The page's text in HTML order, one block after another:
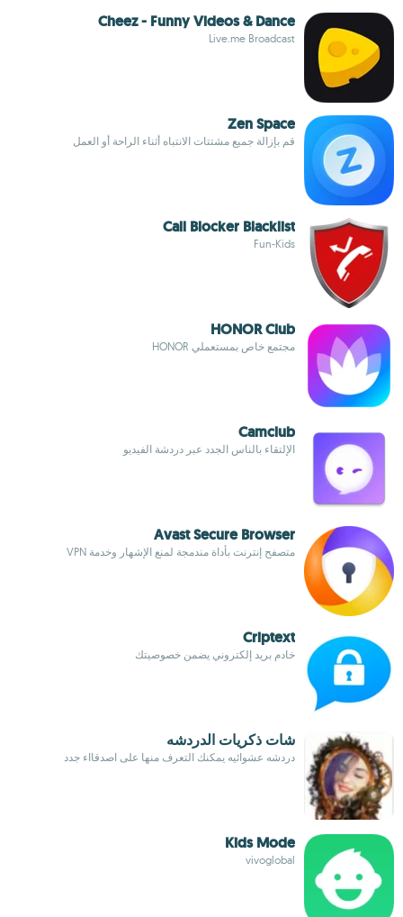
Cheez - Funny Videos & Dance
Live.me Broadcast
Zen Space
قم بإزالة جميع مشتتات الانتباه أثناء الراحة أو العمل
Call Blocker Blacklist
Fun-Kids
HONOR Club
مجتمع خاص بمستعملي HONOR
Camclub
الإلتقاء بالناس الجدد عبر دردشة الفيديو
Avast Secure Browser
متصفح إنترنت بأداة مندمجة لمنع الإشهار وخدمة VPN
Criptext
خادم بريد إلكتروني يضمن خصوصيتك
شات ذكريات الدردشه
دردشه عشوائيه يمكنك التعرف منها على اصدقااء جدد
Kids Mode
vivoglobal